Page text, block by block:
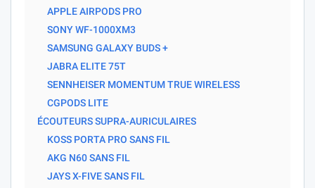
APPLE AIRPODS PRO
SONY WF-1000XM3
SAMSUNG GALAXY BUDS +
JABRA ELITE 75T
SENNHEISER MOMENTUM TRUE WIRELESS
CGPODS LITE
ÉCOUTEURS SUPRA-AURICULAIRES
KOSS PORTA PRO SANS FIL
AKG N60 SANS FIL
JAYS X-FIVE SANS FIL